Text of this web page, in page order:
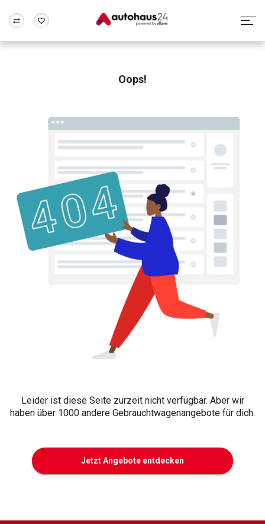
Rund um die Inzahlungnahme
Oops!
Leider ist diese Seite zurzeit nicht verfügbar. Aber wir
haben über 1000 andere Gebrauchtwagenangebote für dich.
Jetzt Angebote entdecken